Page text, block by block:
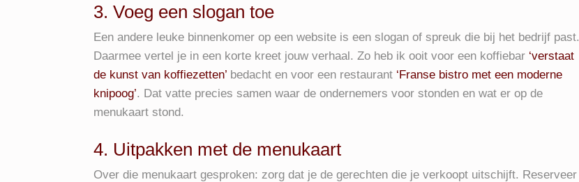
3. Voeg een slogan toe
Een andere leuke binnenkomer op een website is een slogan of spreuk die bij het bedrijf past.
Daarmee vertel je in een korte kreet jouw verhaal. Zo heb ik ooit voor een koffiebar ‘verstaat
de kunst van koffiezetten’ bedacht en voor een restaurant ‘Franse bistro met een moderne
knipoog’. Dat vatte precies samen waar de ondernemers voor stonden en wat er op de
menukaart stond.
4. Uitpakken met de menukaart
Over die menukaart gesproken: zorg dat je de gerechten die je verkoopt uitschijft. Reserveer